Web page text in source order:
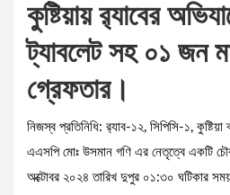
কুষ্টিয়ায় র‌্যাবের
ট্যাবলেট সহ ০১ জন
গ্রেফতার।
নিজস্ব প্রতিনিধি: র‌্যাব-১২, সিপিসি-১, কুষ্টিয়া
এএসপি মোঃ উসমান গণি এর নেতৃত্বে একটি
অক্টোবর ২০২৪ তারিখ দুপুর ০১:৩০ ঘটিকার সময়